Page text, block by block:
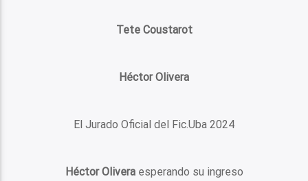
Tete Coustarot
Héctor Olivera
El Jurado Oficial del Fic.Uba 2024
Héctor Oliveraesperando su ingreso